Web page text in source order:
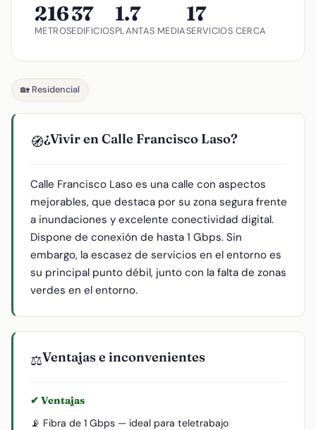
216
METROS
37
EDIFICIOS
1.7
PLANTAS MEDIA
17
SERVICIOS CERCA
🏡 Residencial
🧭¿Vivir en Calle Francisco Laso?
Calle Francisco Laso es una calle con aspectos
mejorables, que destaca por su zona segura frente
a inundaciones y excelente conectividad digital.
Dispone de conexión de hasta 1 Gbps. Sin
embargo, la escasez de servicios en el entorno es
su principal punto débil, junto con la falta de zonas
verdes en el entorno.
⚖️Ventajas e inconvenientes
✔ Ventajas
📡 Fibra de 1 Gbps — ideal para teletrabajo